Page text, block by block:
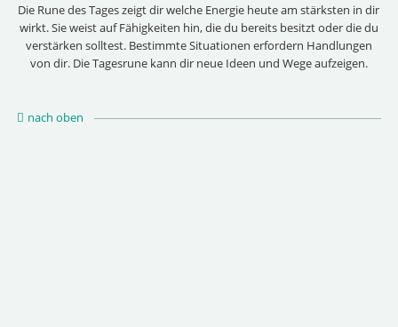
Die Rune des Tages zeigt dir welche Energie heute am stärksten in dir
wirkt. Sie weist auf Fähigkeiten hin, die du bereits besitzt oder die du
verstärken solltest. Bestimmte Situationen erfordern Handlungen
von dir. Die Tagesrune kann dir neue Ideen und Wege aufzeigen.
nach oben